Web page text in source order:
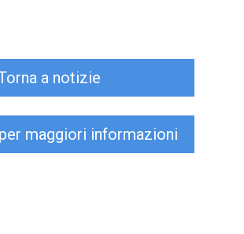
a notizie
maggiori informazioni